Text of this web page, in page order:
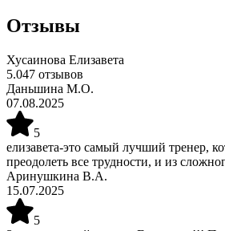
Отзывы
Хусаинова Елизавета
5.047 отзывов
Даньшина М.О.
07.08.2025
5
елизавета-это самый лучший тренер,
преодолеть все трудности, и из
Аринушкина В.А.
15.07.2025
5